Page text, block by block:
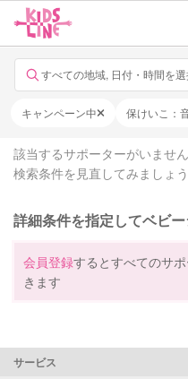
すべての地域, 日付・時間を
キャンペーン中 保けいこ：
該当するサポーターがいません
検索条件を見直してみましょう
詳細条件を指定してベビ
会員登録するとすべてのサ
きます
サービス